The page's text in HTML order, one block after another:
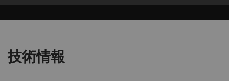
技術情報